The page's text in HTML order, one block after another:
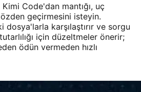
Code'dan mantığı, uç
geçirmesini isteyin.
dosya'larla karşılaştırır ve sorgu
için düzeltmeler önerir;
ödün vermeden hızlı